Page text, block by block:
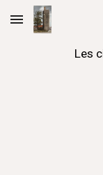
Skip to main content
Les